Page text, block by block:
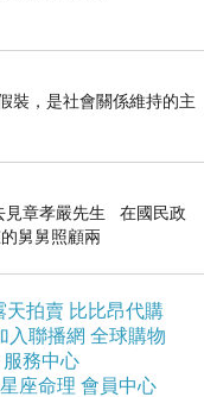
裝，是社會關係維持的主
見章孝嚴先生 在國民政
舅舅照顧兩
天拍賣 比比昂代購
入聯播網 全球購物
服務中心
星座命理 會員中心